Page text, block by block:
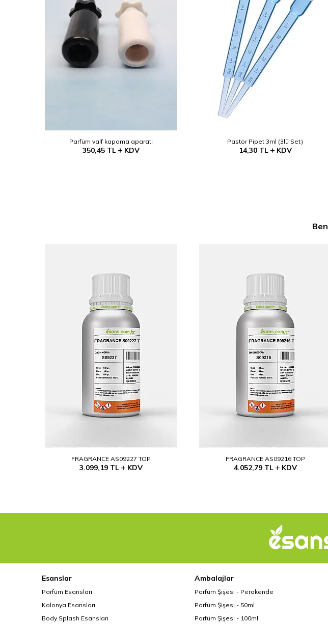
Parfüm valf kapama aparatı
350,45 TL KDV
Pastör Pipet 3ml (3lü Set)
14,30TL KDV
FRAGRANCE AS09227 TOP
3.099,19 TL KDV
FRAGRANCE AS09216 TOP
4.052,79TL KDV
Esanslar
Parfüm Esansları
Kolonya Esansları
Body Splash Esansları
Ambalajlar
Parfüm Şişesi - Perakende
Parfüm Şişesi - 50ml
Parfüm Şişesi - 100ml